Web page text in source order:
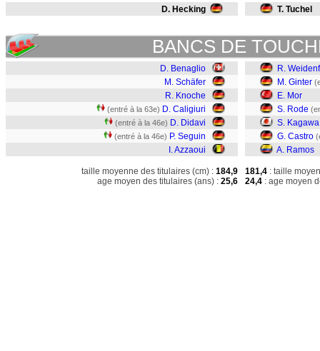
D. Hecking T. Tuchel
BANCS DE
D. Benaglio
M. Schäfer
R. Knoche
(entré à la 63e) D. Caligiuri
(entré à la 46e) D. Didavi
(entré à la 46e) P. Seguin
I. Azzaoui
taille moyenne des titulaires (cm) : 184,9
age moyen des titulaires (ans) : 25,6
R.
M. Ginter
E. Mor
S. Rode
S. Kagawa
G. Castro
A. Ramos
181,4 : taille
24,4 : age moyen